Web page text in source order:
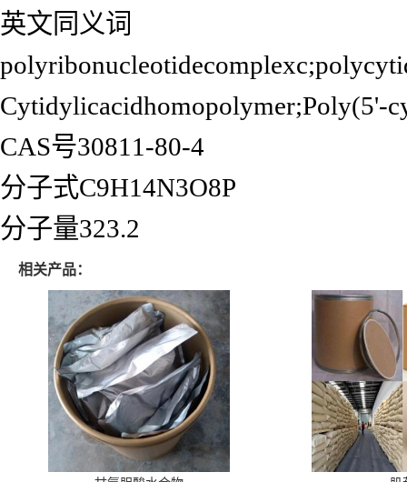
英文同义词
Cytidylicacidhomopolymer;Poly(5'-
CAS号30811-80-4
分子式C9H14N3O8P
分子量323.2
相关产品：